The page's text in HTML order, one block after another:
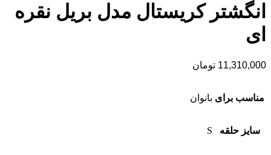
انگشتر کریستال مدل بریل نقره
ای
11,310,000 تومان
مناسب برای بانوان
سایز حلقه S